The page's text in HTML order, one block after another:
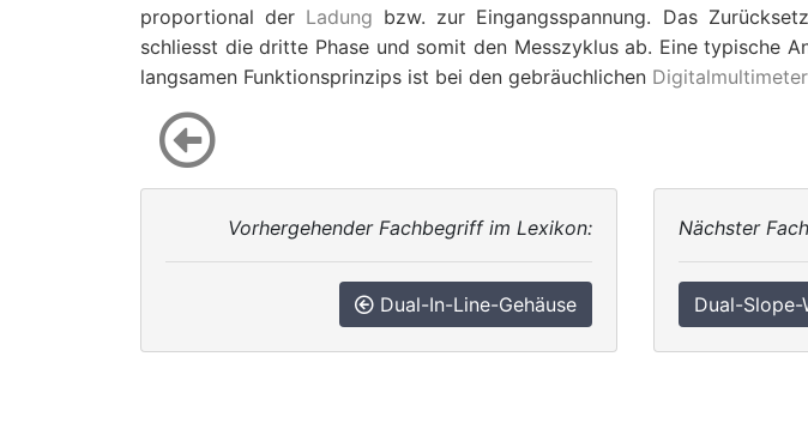
proportional der Ladung bzw. zur Eingangsspannung. Das
schliesst die dritte Phase und somit den Messzyklus ab. Eine typische
langsamen Funktionsprinzips ist bei den gebräuchlichen Digitalmultimeter
Vorhergehender Fachbegriff im Lexikon:
Dual-In-Line-Gehäuse
Nächster
Dual-Slope-